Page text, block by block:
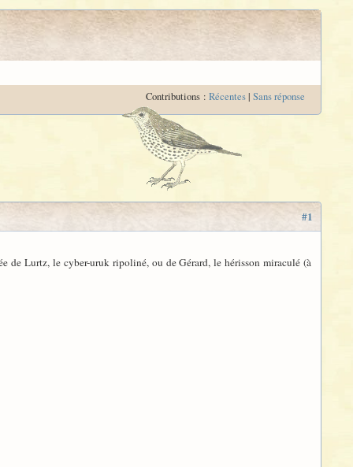
Contributions : Récentes| Sans réponse
#1
de Lurtz, le cyber-uruk ripoliné, ou de Gérard, le hérisson miraculé (à